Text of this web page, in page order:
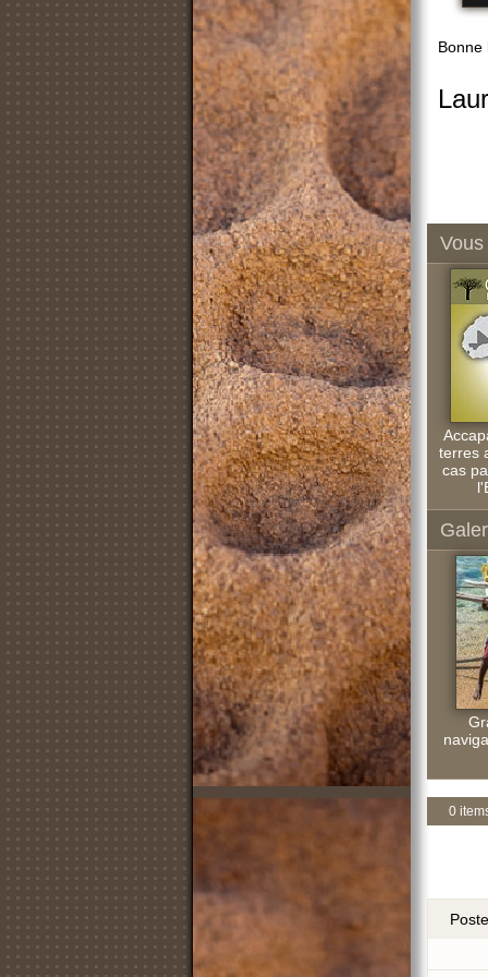
Bonne
terres
cas
0